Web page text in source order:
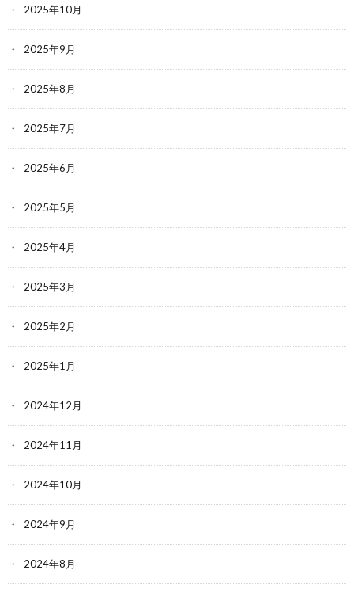
2025年10月
2025年9月
2025年8月
2025年7月
2025年6月
2025年5月
2025年4月
2025年3月
2025年2月
2025年1月
2024年12月
2024年11月
2024年10月
2024年9月
2024年8月